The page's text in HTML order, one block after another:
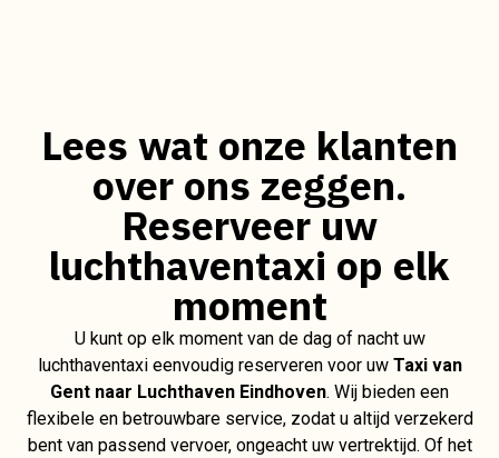
Lees wat onze klanten
over ons zeggen.
Reserveer uw
luchthaventaxi op elk
moment
U kunt op elk moment van de dag of nacht uw
luchthaventaxi eenvoudig reserveren voor uw Taxi van
Gent naar Luchthaven Eindhoven. Wij bieden een
flexibele en betrouwbare service, zodat u altijd verzekerd
bent van passend vervoer, ongeacht uw vertrektijd. Of het